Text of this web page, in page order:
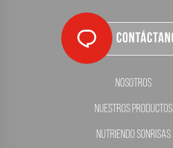
Nosotros
Nuestros Productos
Nutriendo Sonrisas